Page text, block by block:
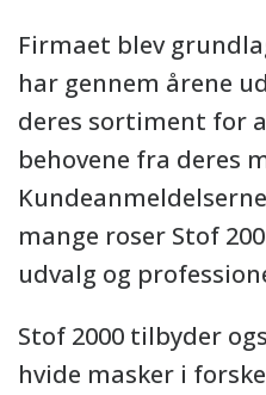
Firmaet blev
har gennem årene
deres sortiment for
behovene fra deres
mange roser Stof
udvalg og
Stof 2000 tilbyder
hvide masker i